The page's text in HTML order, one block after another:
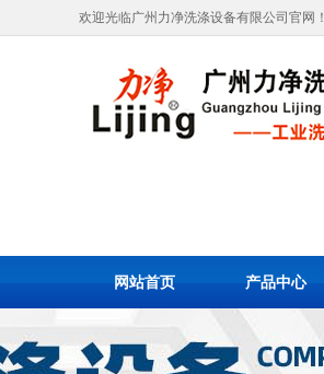
欢迎光临广州力净洗涤设备有限公司官网！
网站首页 产品中心